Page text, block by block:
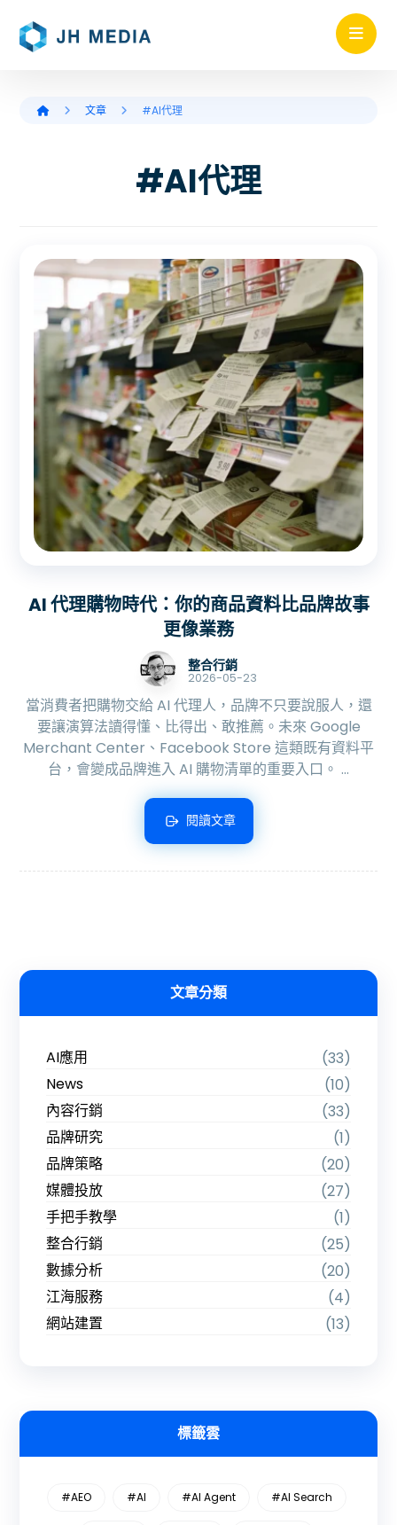
文章 #AI代理
#AI代理
AI 代理購物時代：你的商品資料比品牌故事
更像業務
整合行銷
2026-05-23
當消費者把購物交給 AI 代理人，品牌不只要說服人，還
要讓演算法讀得懂、比得出、敢推薦。未來 Google
Merchant Center、Facebook Store 這類既有資料平
台，會變成品牌進入 AI 購物清單的重要入口。 ...
閱讀文章
文章分類
AI應用
(33)
News
(10)
內容行銷
(33)
品牌研究
(1)
品牌策略
(20)
媒體投放
(27)
手把手教學
(1)
整合行銷
(25)
數據分析
(20)
江海服務
(4)
網站建置
(13)
標籤雲
#AEO #AI #AI Agent #AI Search